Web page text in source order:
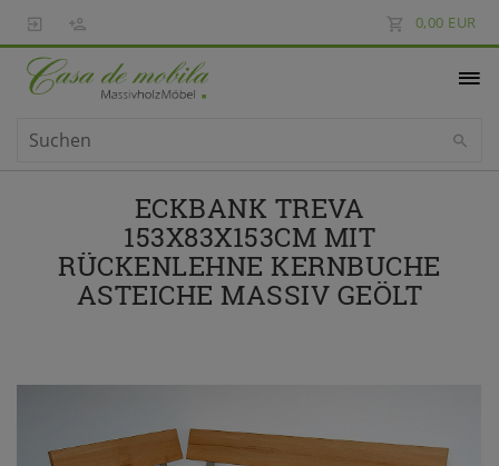
0,00 EUR
ECKBANK TREVA
153X83X153CM MIT
RÜCKENLEHNE KERNBUCHE
ASTEICHE MASSIV GEÖLT